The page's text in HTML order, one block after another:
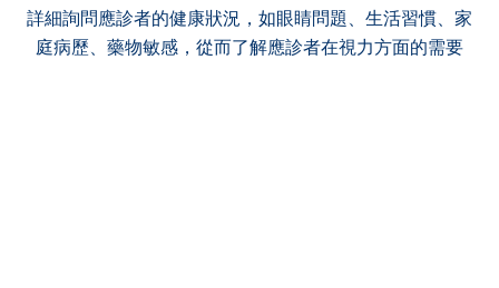
詳細詢問應診者的健康狀況，如眼睛問題、生活習慣、家
庭病歷、藥物敏感，從而了解應診者在視力方面的需要